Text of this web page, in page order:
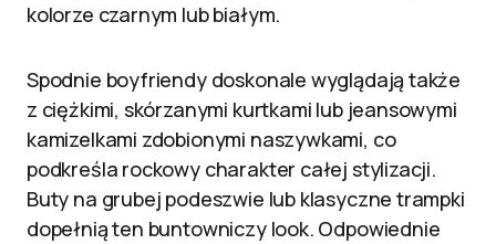
kolorze czarnym lub białym.
Spodnie boyfriendy doskonale wyglądają także
z ciężkimi, skórzanymi kurtkami lub jeansowymi
kamizelkami zdobionymi naszywkami, co
podkreśla rockowy charakter całej stylizacji.
Buty na grubej podeszwie lub klasyczne trampki
dopełnią ten buntowniczy look. Odpowiednie